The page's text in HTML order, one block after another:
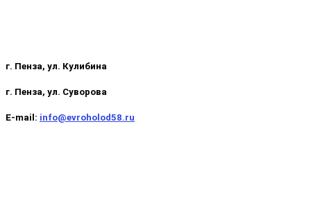
г. Пенза, ул. Кулибина
г. Пенза, ул. Суворова
E-mail: info@evroholod58.ru